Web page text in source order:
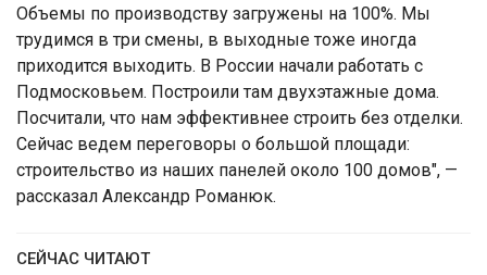
Объемы по производству загружены на 100%. Мы
трудимся в три смены, в выходные тоже иногда
приходится выходить. В России начали работать с
Подмосковьем. Построили там двухэтажные дома.
Посчитали, что нам эффективнее строить без отделки.
Сейчас ведем переговоры о большой площади:
строительство из наших панелей около 100 домов", —
рассказал Александр Романюк.
СЕЙЧАС ЧИТАЮТ